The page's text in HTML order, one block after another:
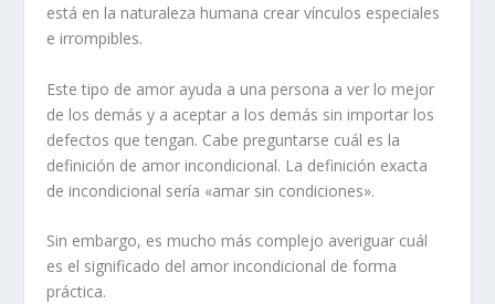
está en la naturaleza humana crear vínculos especiales
e irrompibles.
Este tipo de amor ayuda a una persona a ver lo mejor
de los demás y a aceptar a los demás sin importar los
defectos que tengan. Cabe preguntarse cuál es la
definición de amor incondicional. La definición exacta
de incondicional sería «amar sin condiciones».
Sin embargo, es mucho más complejo averiguar cuál
es el significado del amor incondicional de forma
práctica.